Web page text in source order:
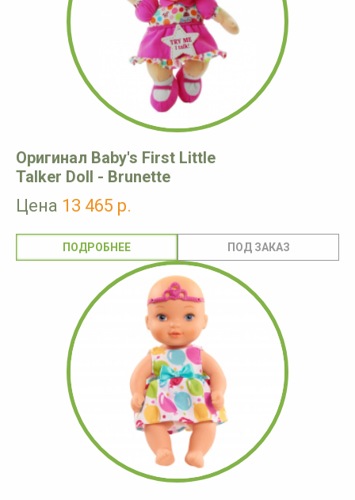
Оригинал Baby's First Little
Talker Doll - Brunette
Цена 13 465 р.
ПОДРОБНЕЕ